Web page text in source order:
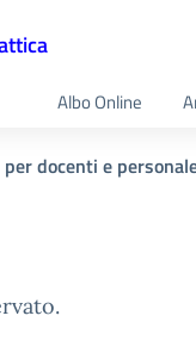
Albo Online
docenti e